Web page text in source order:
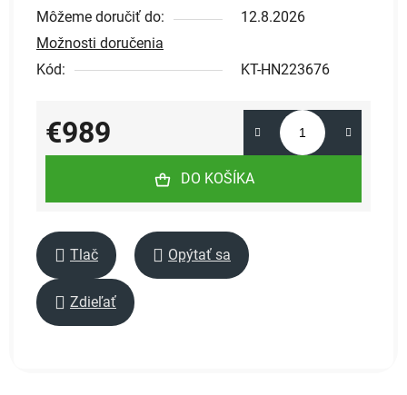
Môžeme doručiť do:
12.8.2026
Možnosti doručenia
Kód:
KT-HN223676
€989
Jednotková cena:
DO KOŠÍKA
Tlač Opýtať sa
Zdieľať